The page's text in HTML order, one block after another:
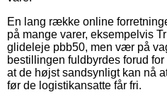
En lang række online
på mange varer, eksempelvis
glideleje pbb50, men vær på
bestillingen fuldbyrdes forud
at de højst sandsynligt kan nå
før de logistikansatte får fri.